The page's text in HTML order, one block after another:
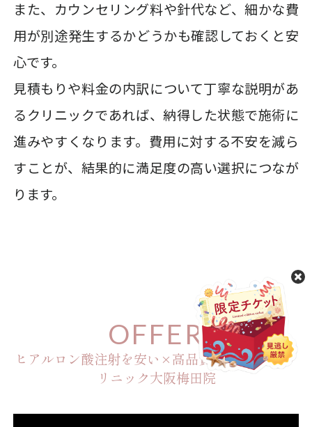
また、カウンセリング料や針代など、細かな費
用が別途発生するかどうかも確認しておくと安
心です。
見積もりや料金の内訳について丁寧な説明があ
るクリニックであれば、納得した状態で施術に
進みやすくなります。費用に対する不安を減ら
すことが、結果的に満足度の高い選択につなが
ります。
OFFER
ヒアルロン酸注射を安い×高品質で提供するeク
リニック大阪梅田院